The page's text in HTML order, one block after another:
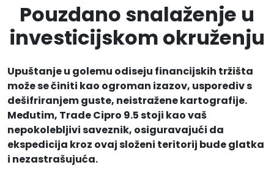
Pouzdano snalaženje u
investicijskom okruženju
Upuštanje u golemu odiseju financijskih tržišta
može se činiti kao ogroman izazov, usporediv s
dešifriranjem guste, neistražene kartografije.
Međutim, Trade Cipro 9.5 stoji kao vaš
nepokolebljivi saveznik, osiguravajući da
ekspedicija kroz ovaj složeni teritorij bude glatka
i nezastrašujuća.